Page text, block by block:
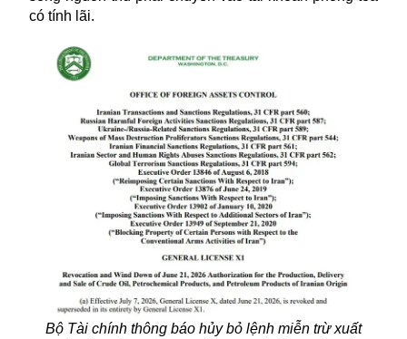
có tính lãi.
Bộ Tài chính thông báo hủy bỏ lệnh miễn trừ xuất